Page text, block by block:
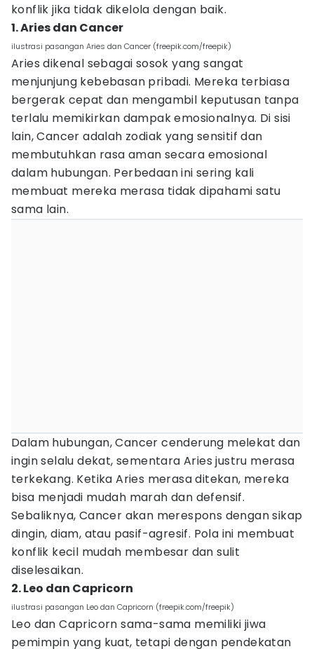
konflik jika tidak dikelola dengan baik.
1. Aries dan Cancer
ilustrasi pasangan Aries dan Cancer (freepik.com/freepik)
Aries dikenal sebagai sosok yang sangat
menjunjung kebebasan pribadi. Mereka terbiasa
bergerak cepat dan mengambil keputusan tanpa
terlalu memikirkan dampak emosionalnya. Di sisi
lain, Cancer adalah zodiak yang sensitif dan
membutuhkan rasa aman secara emosional
dalam hubungan. Perbedaan ini sering kali
membuat mereka merasa tidak dipahami satu
sama lain.
Dalam hubungan, Cancer cenderung melekat dan
ingin selalu dekat, sementara Aries justru merasa
terkekang. Ketika Aries merasa ditekan, mereka
bisa menjadi mudah marah dan defensif.
Sebaliknya, Cancer akan merespons dengan sikap
dingin, diam, atau pasif-agresif. Pola ini membuat
konflik kecil mudah membesar dan sulit
diselesaikan.
2. Leo dan Capricorn
ilustrasi pasangan Leo dan Capricorn (freepik.com/freepik)
Leo dan Capricorn sama-sama memiliki jiwa
pemimpin yang kuat, tetapi dengan pendekatan